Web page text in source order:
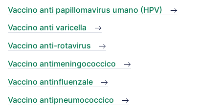
Vaccino anti papillomavirus umano (HPV)
Vaccino anti varicella
Vaccino anti-rotavirus
Vaccino antimeningococcico
Vaccino antinfluenzale
Vaccino antipneumococcico